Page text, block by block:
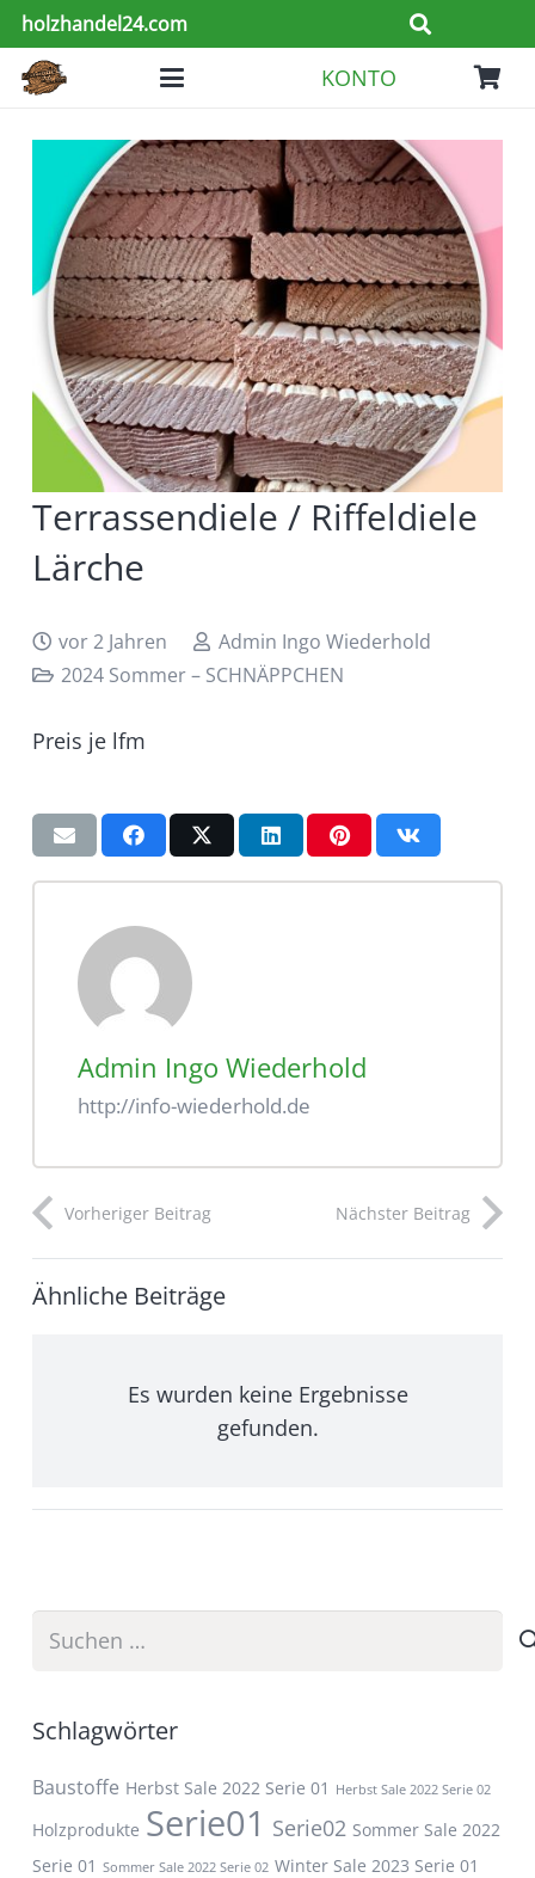
holzhandel24.com
KONTO
Terrassendiele / Riffeldiele
Lärche
vor 2 Jahren
Admin Ingo Wiederhold
2024 Sommer – SCHNÄPPCHEN
Preis je lfm
Admin Ingo Wiederhold
http://info-wiederhold.de
Vorheriger Beitrag Nächster Beitrag
Ähnliche Beiträge
Es wurden keine Ergebnisse
gefunden.
Suchen
Schlagwörter
Baustoffe Herbst Sale 2022 Serie 01 Herbst Sale 2022 Serie 02
Holzprodukte Serie01 Serie02 Sommer Sale 2022
Serie 01 Sommer Sale 2022 Serie 02 Winter Sale 2023 Serie 01